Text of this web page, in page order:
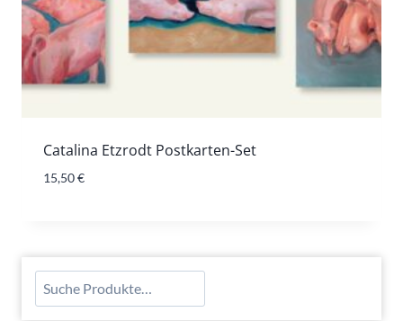
Catalina Etzrodt Postkarten-Set
15,50€
Suchen